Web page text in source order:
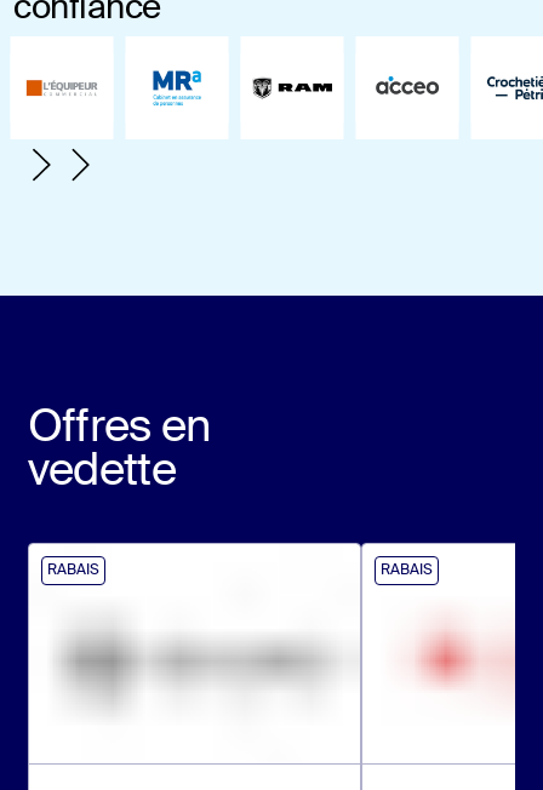
confiance
Offres en
vedette
RABAIS RABAIS